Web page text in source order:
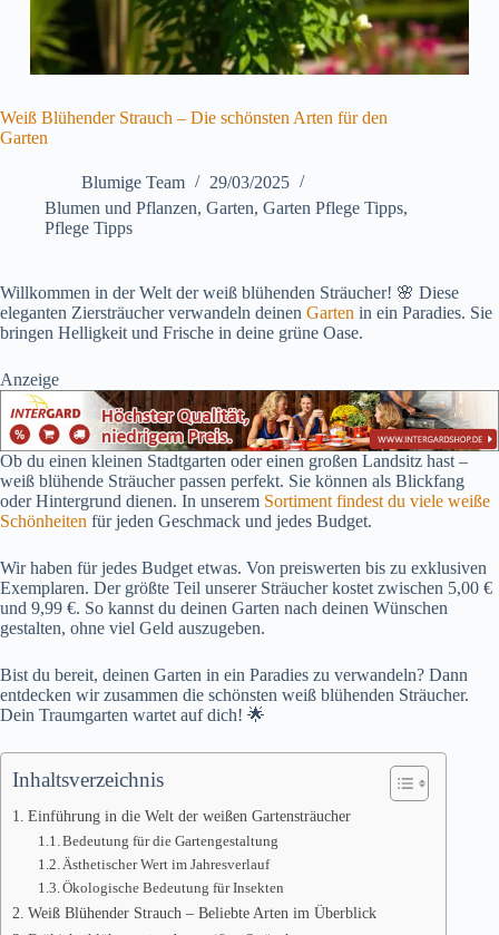
Weiß Blühender Strauch – Die schönsten Arten für den
Garten
Blumige Team
29/03/2025
Blumen und Pflanzen, Garten, Garten Pflege Tipps,
Pflege Tipps
Willkommen in der Welt der weiß blühenden Sträucher! 🌸 Diese
eleganten Ziersträucher verwandeln deinen Garten in ein Paradies. Sie
bringen Helligkeit und Frische in deine grüne Oase.
Anzeige
Ob du einen kleinen Stadtgarten oder einen großen Landsitz hast –
weiß blühende Sträucher passen perfekt. Sie können als Blickfang
oder Hintergrund dienen. In unserem Sortiment findest du viele weiße
Schönheiten für jeden Geschmack und jedes Budget.
Wir haben für jedes Budget etwas. Von preiswerten bis zu exklusiven
Exemplaren. Der größte Teil unserer Sträucher kostet zwischen 5,00 €
und 9,99 €. So kannst du deinen Garten nach deinen Wünschen
gestalten, ohne viel Geld auszugeben.
Bist du bereit, deinen Garten in ein Paradies zu verwandeln? Dann
entdecken wir zusammen die schönsten weiß blühenden Sträucher.
Dein Traumgarten wartet auf dich! 🌟
Inhaltsverzeichnis
Einführung in die Welt der weißen Gartensträucher
Bedeutung für die Gartengestaltung
Ästhetischer Wert im Jahresverlauf
Ökologische Bedeutung für Insekten
Weiß Blühender Strauch – Beliebte Arten im Überblick